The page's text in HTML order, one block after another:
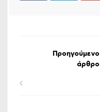
Προηγούμενο
άρθρο